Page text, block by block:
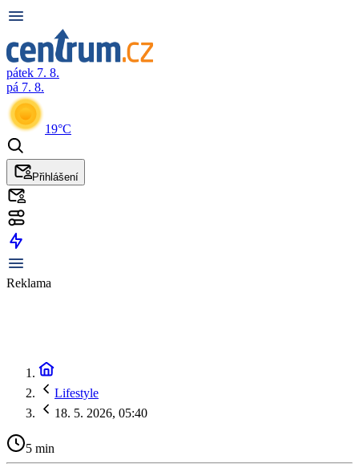
pátek 7. 8.
pá 7. 8.
19°C
Přihlášení
Reklama
Lifestyle
18. 5. 2026, 05:40
5 min